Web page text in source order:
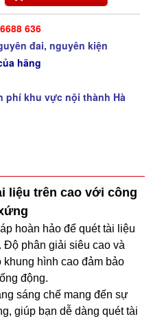
636
đai, nguyên kiện
hãng
phí khu vực nội thành Hà
liệu trên cao với công
hoàn hảo để quét tài liệu
Độ phân giải siêu cao và
hình cao đảm bảo
động.
sáng chế mang đến sự
giúp bạn dễ dàng quét tài